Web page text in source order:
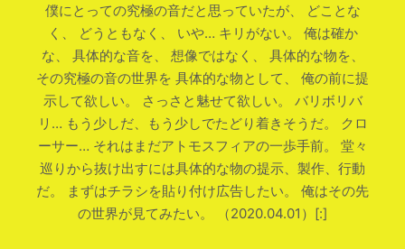
僕にとっての究極の音だと思っていたが、 どことな
く、 どうともなく、 いや… キリがない。 俺は確か
な、 具体的な音を、 想像ではなく、 具体的な物を、
その究極の音の世界を 具体的な物として、 俺の前に提
示して欲しい。 さっさと魅せて欲しい。 バリボリバ
リ… もう少しだ、もう少しでたどり着きそうだ。 クロ
ーサー… それはまだアトモスフィアの一歩手前。 堂々
巡りから抜け出すには具体的な物の提示、製作、行動
だ。 まずはチラシを貼り付け広告したい。 俺はその先
の世界が見てみたい。 （2020.04.01）[:]